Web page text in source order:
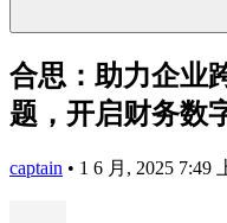
合思：助力企业
题，开启财务数
captain • 1 6 月, 2025 7:49